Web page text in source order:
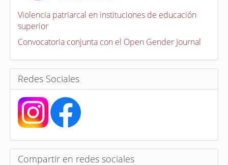
a
t
o
r
a
s
Violencia patriarcal en instituciones de educación
superior
Convocatoria conjunta con el Open Gender Journal
Redes Sociales
Compartir en redes sociales